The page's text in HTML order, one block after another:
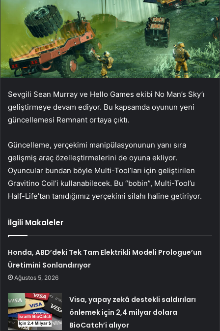
Sevgili Sean Murray ve Hello Games ekibi No Man’s Sky’ı
geliştirmeye devam ediyor. Bu kapsamda oyunun yeni
güncellemesi Remnant ortaya çıktı.
Güncelleme, yerçekimi manipülasyonunun yanı sıra
gelişmiş araç özelleştirmelerini de oyuna ekliyor.
Oyuncular bundan böyle Multi-Tool’ları için geliştirilen
Gravitino Coil’i kullanabilecek. Bu “bobin”, Multi-Tool’u
Half-Life’tan tanıdığımız yerçekimi silahı haline getiriyor.
İlgili Makaleler
Honda, ABD’deki Tek Tam Elektrikli Modeli Prologue’un
Üretimini Sonlandırıyor
Ağustos 5, 2026
Visa, yapay zekâ destekli saldırıları
önlemek için 2,4 milyar dolara
BioCatch’i alıyor